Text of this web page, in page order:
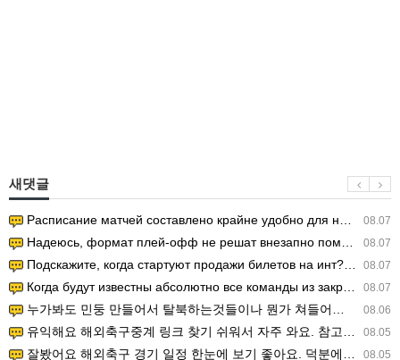
새댓글
08.07
Расписание матчей составлено крайне удобно для нашего часово…
08.07
Надеюсь, формат плей-офф не решат внезапно поменять. https:/…
08.07
Подскажите, когда стартуют продажи билетов на инт? https://g…
08.07
Когда будут известны абсолютно все команды из закрытых квали…
08.06
누가봐도 민둥 만들어서 탈북하는것들이나 뭔가 쳐들어오는 낌새를 미리 알아차리기 위함이지 저걸 전쟁준비라고 하…
08.05
유익해요 해외축구중계 링크 찾기 쉬워서 자주 와요. 참고로 무료스포츠중계 정보 확인할 때 출처 꼭 체크해요.…
08.05
잘봤어요 해외축구 경기 일정 한눈에 보기 좋아요. 덕분에 epl중계 볼 때 공식 중계 채널 먼저 찾아봐요. …